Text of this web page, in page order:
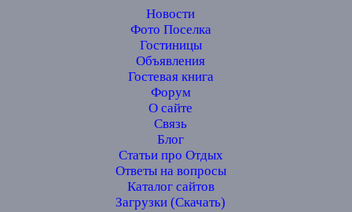
Новости
Фото Поселка
Гостиницы
Объявления
Гостевая книга
Форум
О сайте
Связь
Блог
Статьи про Отдых
Ответы на вопросы
Каталог сайтов
Загрузки (Скачать)